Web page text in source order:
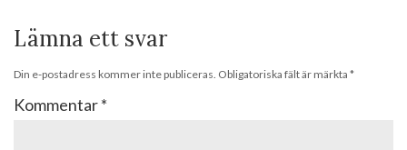
Lämna ett svar
Din e-postadress kommer inte publiceras. Obligatoriska fält är märkta *
Kommentar*